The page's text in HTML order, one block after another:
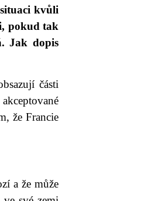
kvůli
pokud tak
Jak dopis
části
že Francie
a že může